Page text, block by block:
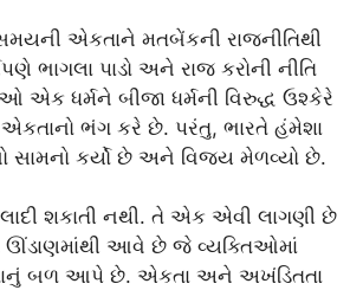
સમયની એકતાને મતબેંકની રાજનીતિથી
ભાગલા પાડો અને રાજ કરોની નીતિ
એક ધર્મને બીજા ધર્મની વિરુદ્ધ ઉશ્કેરે
ભંગ કરે છે. પરંતુ, ભારતે હંમેશા
સામનો કર્યો છે અને વિજય મેળવ્યો છે.
શકાતી નથી. તે એક એવી લાગણી છે
આવે છે જે વ્યક્તિઓમાં
બળ આપે છે. એકતા અને અખંડિતતા